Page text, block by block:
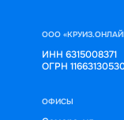
ООО
ИНН 6315008371
ОГРН
ОФИСЫ